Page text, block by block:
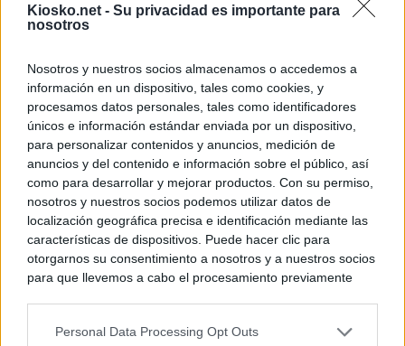
Kiosko.net - Su privacidad es importante para
nosotros
Nosotros y nuestros socios almacenamos o accedemos a
información en un dispositivo, tales como cookies, y
procesamos datos personales, tales como identificadores
únicos e información estándar enviada por un dispositivo,
para personalizar contenidos y anuncios, medición de
anuncios y del contenido e información sobre el público, así
como para desarrollar y mejorar productos. Con su permiso,
nosotros y nuestros socios podemos utilizar datos de
localización geográfica precisa e identificación mediante las
características de dispositivos. Puede hacer clic para
otorgarnos su consentimiento a nosotros y a nuestros socios
para que llevemos a cabo el procesamiento previamente
negar su consentimiento. Tenga en cuenta que algún
Personal Data Processing Opt Outs